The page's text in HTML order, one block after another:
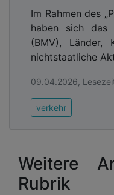
Im Rahmen des
haben sich das
(BMV), Länder,
nichtstaatliche
09.04.2026,
verkehr
Weitere
Rubrik